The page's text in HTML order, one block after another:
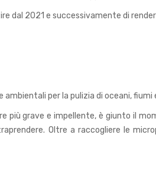
2021 e successivamente di
per la pulizia di oceani, fiumi
grave e impellente, è giunto il
Oltre a raccogliere le